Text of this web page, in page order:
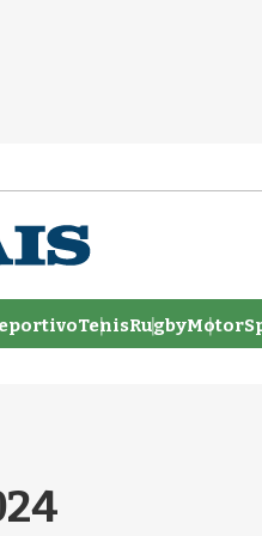
TenisRugby